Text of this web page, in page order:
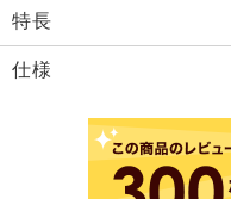
特長
仕様